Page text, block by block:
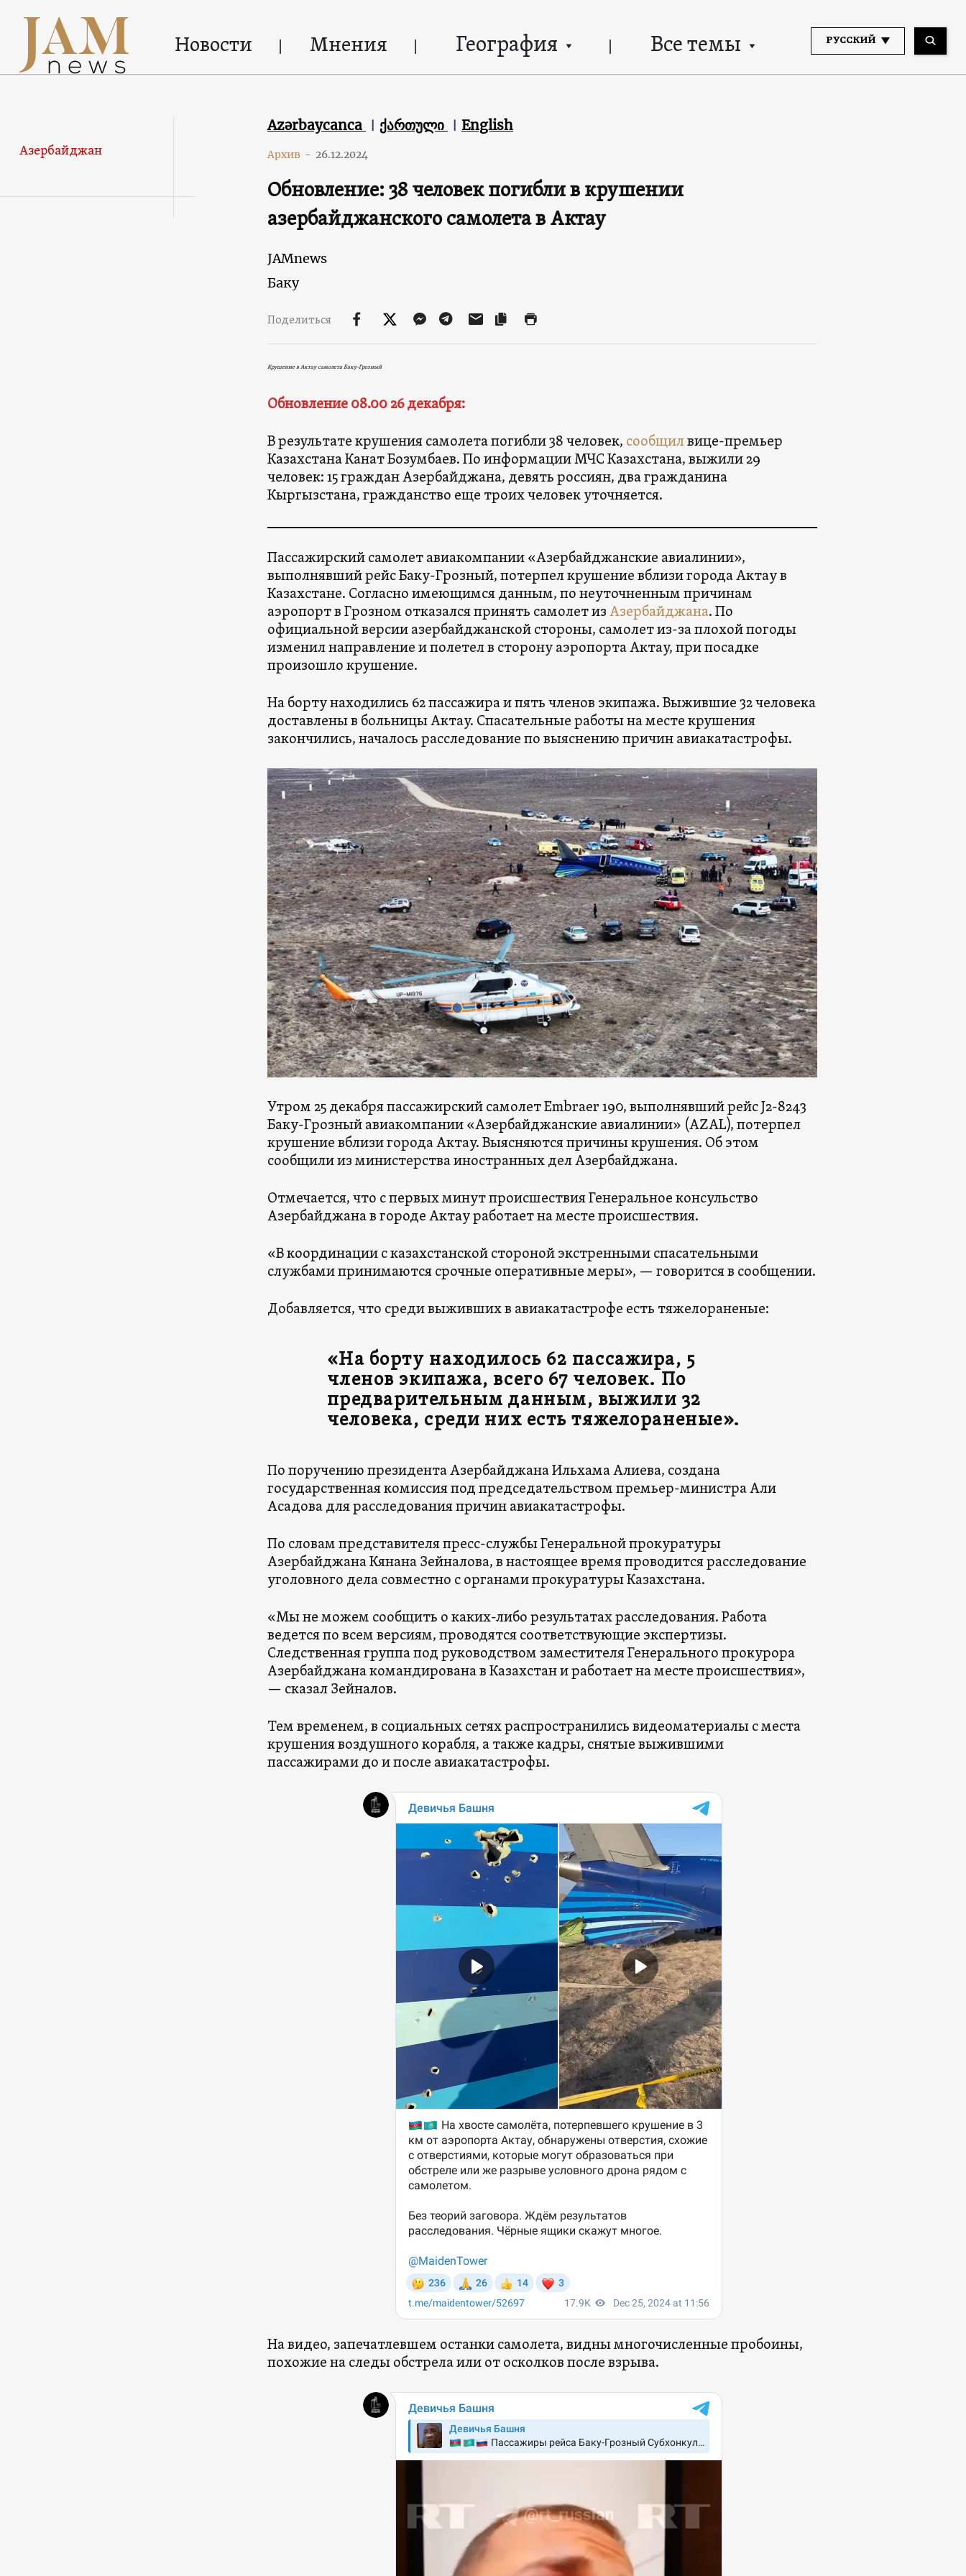
Новости Мнения География Все темы РУССКИЙ
Азербайджан
Azərbaycanca ქართული English
Архив - 26.12.2024
Обновление: 38 человек погибли в крушении
азербайджанского самолета в Актау
JAMnews
Баку
Поделиться
Крушение в Актау самолета Баку-Грозный
Обновление 08.00 26 декабря:
В результате крушения самолета погибли 38 человек, сообщилвице-премьер
Казахстана Канат Бозумбаев. По информации МЧС Казахстана, выжили 29
человек: 15 граждан Азербайджана, девять россиян, два гражданина
Кыргызстана, гражданство еще троих человек уточняется.
Пассажирский самолет авиакомпании «Азербайджанские авиалинии»,
выполнявший рейс Баку-Грозный, потерпел крушение вблизи города Актау в
Казахстане. Согласно имеющимся данным, по неуточненным причинам
аэропорт в Грозном отказался принять самолет изАзербайджана. По
официальной версии азербайджанской стороны, самолет из-за плохой погоды
изменил направление и полетел в сторону аэропорта Актау, при посадке
произошло крушение.
На борту находились 62 пассажира и пять членов экипажа. Выжившие 32 человека
доставлены в больницы Актау. Спасательные работы на месте крушения
закончились, началось расследование по выяснению причин авиакатастрофы.
Утром 25 декабря пассажирский самолет Embraer 190, выполнявший рейс J2-8243
Баку-Грозный авиакомпании «Азербайджанские авиалинии» (AZAL), потерпел
крушение вблизи города Актау. Выясняются причины крушения. Об этом
сообщили из министерства иностранных дел Азербайджана.
Отмечается, что с первых минут происшествия Генеральное консульство
Азербайджана в городе Актау работает на месте происшествия.
«В координации с казахстанской стороной экстренными спасательными
службами принимаются срочные оперативные меры», — говорится в сообщении.
Добавляется, что среди выживших в авиакатастрофе есть тяжелораненые:
«На борту находилось 62 пассажира, 5
членов экипажа, всего 67 человек. По
предварительным данным, выжили 32
человека, среди них есть тяжелораненые».
По поручению президента Азербайджана Ильхама Алиева, создана
государственная комиссия под председательством премьер-министра Али
Асадова для расследования причин авиакатастрофы.
По словам представителя пресс-службы Генеральной прокуратуры
Азербайджана Кянана Зейналова, в настоящее время проводится расследование
уголовного дела совместно с органами прокуратуры Казахстана.
«Мы не можем сообщить о каких-либо результатах расследования. Работа
ведется по всем версиям, проводятся соответствующие экспертизы.
Следственная группа под руководством заместителя Генерального прокурора
Азербайджана командирована в Казахстан и работает на месте происшествия»,
— сказал Зейналов.
Тем временем, в социальных сетях распространились видеоматериалы с места
крушения воздушного корабля, а также кадры, снятые выжившими
пассажирами до и после авиакатастрофы.
На видео, запечатлевшем останки самолета, видны многочисленные пробоины,
похожие на следы обстрела или от осколков после взрыва.